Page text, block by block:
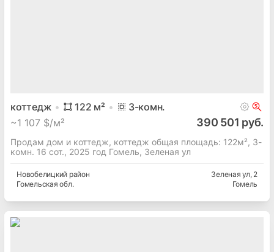
коттедж 122 м² 3-комн.
~1 107 $/м² 390 501 руб.
Продам дом и коттедж, коттедж общая площадь: 122м², 3-
комн. 16 сот., 2025 год Гомель, Зеленая ул
Новобелицкий район
Гомельская обл.
Зеленая ул, 2
Гомель